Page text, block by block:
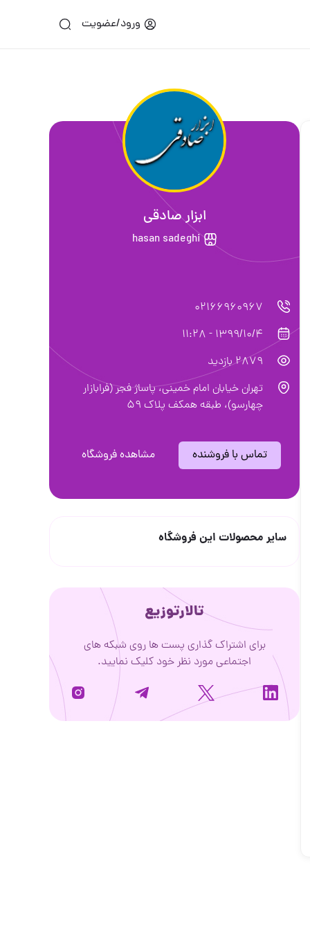
ورود/عضویت
ابزار صادقی
hasan sadeghi
02166960967
1399/10/4 - 11:28
2879 بازدید
تهران خیابان امام خمینی، پاساژ فجر (فرابازار
چهارسو)، طبقه همکف پلاک 59
تماس با فروشنده مشاهده فروشگاه
سایر محصولات این فروشگاه
تالارتوزیع
برای اشتراک گذاری پست ها روی شبکه های
اجتماعی مورد نظر خود کلیک نمایید.